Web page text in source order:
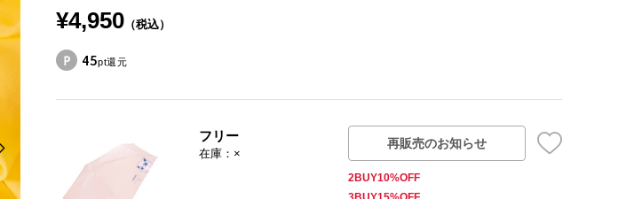
¥4,950 （税込）
45pt還元
フリー
在庫：×
再販売のお知らせ
2BUY10%OFF